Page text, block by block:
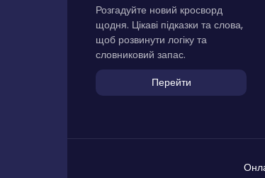
Розгадуйте новий кросворд
щодня. Цікаві підказки та слова,
щоб розвинути логіку та
словниковий запас.
Перейти